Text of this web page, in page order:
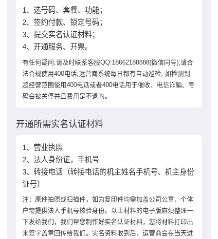
1、选号码、套餐、功能；
2、签约付款、锁定号码；
3、提交实名认证材料；
4、开通服务、开票。
有任何疑问,请及时联系客服QQ:18662188888(微信同号),请合
法合规使用400电话,运营商系统每日都有自动巡检, 如检测到
超经营范围使用400电话或者400电话用于催收、电信诈骗、号
码会被关停并且费用是不退的。
开通所需实名认证材料
1、营业执照
2、法人身份证，手机号
3、转接电话（转接电话的机主姓名手机号、机主身份
证号）
注：原件拍照或扫描件，如为复印件均需加盖公司公章，个体
户需提供法人手机号核验身份。以上材料的电子版麻烦整理一
下发给我们，我们帮您制作好实名认证材料，您将材料打印出
来签字盖章回传给我们。实名资料收到后，运营商会在当天进